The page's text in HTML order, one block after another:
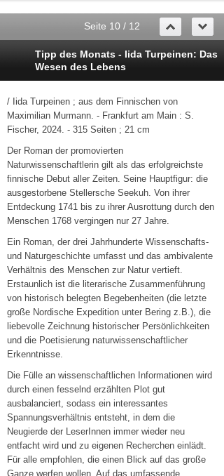
Seite 10 / 12
Tipp des Monats - Iida Turpeinen: Das
Wesen des Lebens
/ Iida Turpeinen ; aus dem Finnischen von
Maximilian Murmann. - Frankfurt am Main : S.
Fischer, 2024. - 315 Seiten ; 21 cm
Der Roman der promovierten
Naturwissenschaftlerin gilt als das erfolgreichste
finnische Debut aller Zeiten. Seine Hauptfigur: die
ausgestorbene Stellersche Seekuh. Von ihrer
Entdeckung 1741 bis zu ihrer Ausrottung durch den
Menschen 1768 vergingen nur 27 Jahre.
Ein Roman, der drei Jahrhunderte Wissenschafts-
und Naturgeschichte umfasst und das ambivalente
Verhältnis des Menschen zur Natur vertieft.
Erstaunlich ist die literarische Zusammenführung
von historisch belegten Begebenheiten (die letzte
große Nordische Expedition unter Bering z.B.), die
liebevolle Zeichnung historischer Persönlichkeiten
und die Poetisierung naturwissenschaftlicher
Erkenntnisse.
Die Fülle an wissenschaftlichen Informationen wird
durch einen fesselnd erzählten Plot gut
ausbalanciert, sodass ein interessantes
Spannungsverhältnis entsteht, in dem die
Neugierde der LeserInnen immer wieder neu
entfacht wird und zu eigenen Recherchen einlädt.
Für alle empfohlen, die einen Blick auf das große
Ganze werfen wollen. Auf das umfassende